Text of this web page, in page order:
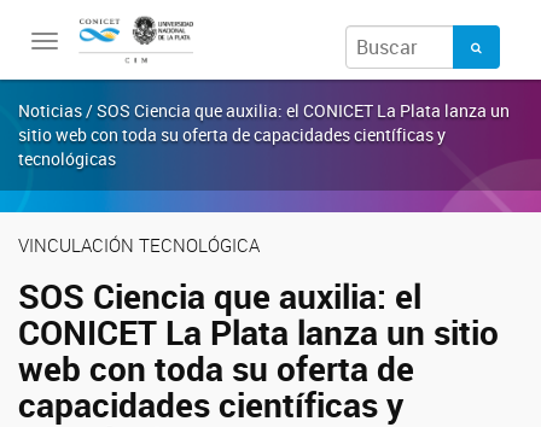
Toggle
navigation
Noticias / SOS Ciencia que auxilia: el CONICET La Plata lanza un
sitio web con toda su oferta de capacidades científicas y
tecnológicas
VINCULACIÓN TECNOLÓGICA
SOS Ciencia que auxilia: el
CONICET La Plata lanza un sitio
web con toda su oferta de
capacidades científicas y